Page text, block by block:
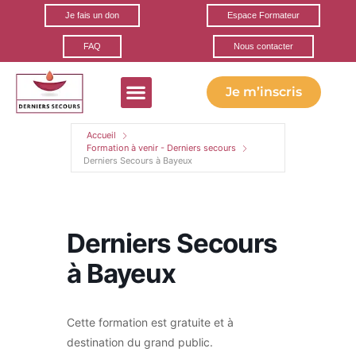
Je fais un don Espace Formateur
FAQ Nous contacter
Je m’inscris
Accueil
Formation à venir - Derniers secours
Derniers Secours à Bayeux
Derniers Secours
à Bayeux
Cette formation est gratuite et à
destination du grand public.